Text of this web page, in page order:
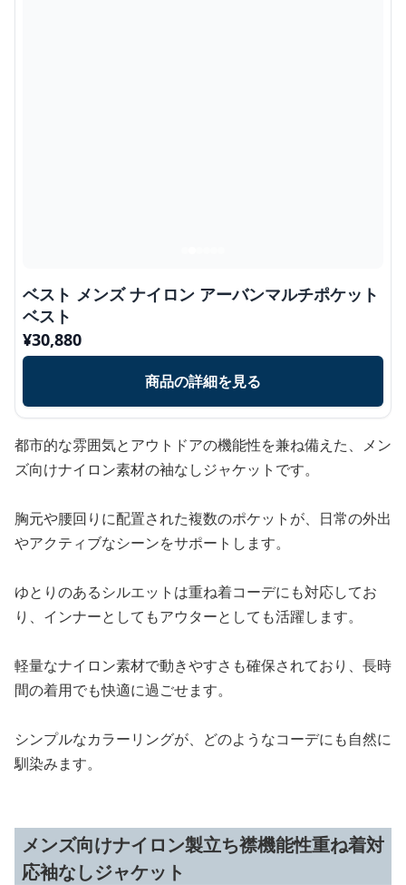
ベスト メンズ ナイロン アーバンマルチポケット
ベスト
¥30,880
商品の詳細を見る
都市的な雰囲気とアウトドアの機能性を兼ね備えた、メン
ズ向けナイロン素材の袖なしジャケットです。
胸元や腰回りに配置された複数のポケットが、日常の外出
やアクティブなシーンをサポートします。
ゆとりのあるシルエットは重ね着コーデにも対応してお
り、インナーとしてもアウターとしても活躍します。
軽量なナイロン素材で動きやすさも確保されており、長時
間の着用でも快適に過ごせます。
シンプルなカラーリングが、どのようなコーデにも自然に
馴染みます。
メンズ向けナイロン製立ち襟機能性重ね着対
応袖なしジャケット